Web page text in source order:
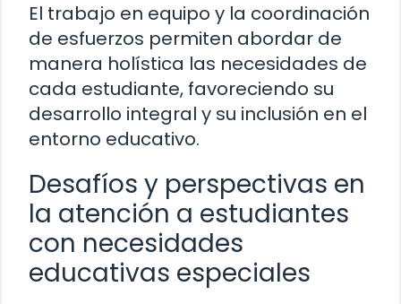
El trabajo en equipo y la coordinación
de esfuerzos permiten abordar de
manera holística las necesidades de
cada estudiante, favoreciendo su
desarrollo integral y su inclusión en el
entorno educativo.
Desafíos y perspectivas en
la atención a estudiantes
con necesidades
educativas especiales